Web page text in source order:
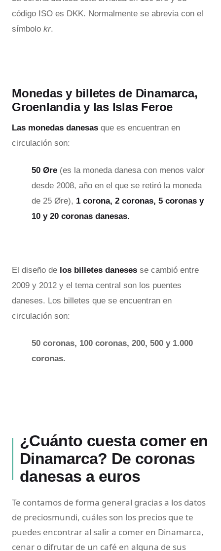
código ISO es DKK. Normalmente se abrevia con el
símbolo kr.
Monedas y billetes de Dinamarca,
Groenlandia y las Islas Feroe
Las monedas danesas que es encuentran en
circulación son:
50 Øre (es la moneda danesa con menos valor
desde 2008, año en el que se retiró la moneda
de 25 Øre), 1 corona, 2 coronas, 5 coronas y
10 y 20 coronas danesas.
El diseño de los billetes daneses se cambió entre
2009 y 2012 y el tema central son los puentes
daneses. Los billetes que se encuentran en
circulación son:
50 coronas, 100 coronas, 200, 500 y 1.000
coronas.
¿Cuánto cuesta comer en
Dinamarca? De coronas
danesas a euros
Te contamos de forma general gracias a los datos
de preciosmundi, cuáles son los precios que te
puedes encontrar al salir a comer en Dinamarca,
cenar o difrutar de un café en alguna de sus